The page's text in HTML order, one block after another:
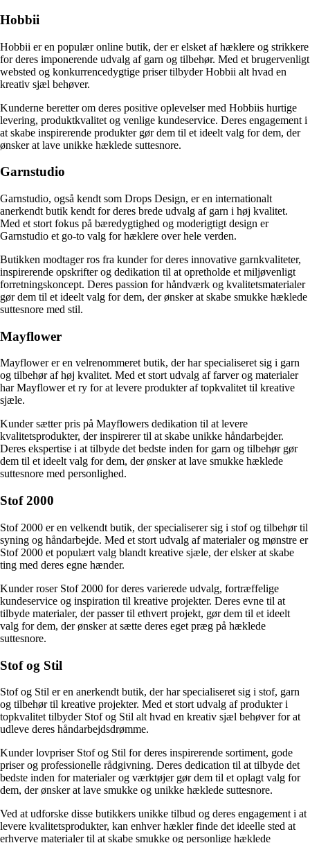
Hobbii
Hobbii er en populær online butik, der er elsket af hæklere og strikkere
for deres imponerende udvalg af garn og tilbehør. Med et brugervenligt
websted og konkurrencedygtige priser tilbyder Hobbii alt hvad en
kreativ sjæl behøver.
Kunderne beretter om deres positive oplevelser med Hobbiis hurtige
levering, produktkvalitet og venlige kundeservice. Deres engagement i
at skabe inspirerende produkter gør dem til et ideelt valg for dem, der
ønsker at lave unikke hæklede suttesnore.
Garnstudio
Garnstudio, også kendt som Drops Design, er en internationalt
anerkendt butik kendt for deres brede udvalg af garn i høj kvalitet.
Med et stort fokus på bæredygtighed og moderigtigt design er
Garnstudio et go-to valg for hæklere over hele verden.
Butikken modtager ros fra kunder for deres innovative garnkvaliteter,
inspirerende opskrifter og dedikation til at opretholde et miljøvenligt
forretningskoncept. Deres passion for håndværk og kvalitetsmaterialer
gør dem til et ideelt valg for dem, der ønsker at skabe smukke hæklede
suttesnore med stil.
Mayflower
Mayflower er en velrenommeret butik, der har specialiseret sig i garn
og tilbehør af høj kvalitet. Med et stort udvalg af farver og materialer
har Mayflower et ry for at levere produkter af topkvalitet til kreative
sjæle.
Kunder sætter pris på Mayflowers dedikation til at levere
kvalitetsprodukter, der inspirerer til at skabe unikke håndarbejder.
Deres ekspertise i at tilbyde det bedste inden for garn og tilbehør gør
dem til et ideelt valg for dem, der ønsker at lave smukke hæklede
suttesnore med personlighed.
Stof 2000
Stof 2000 er en velkendt butik, der specialiserer sig i stof og tilbehør til
syning og håndarbejde. Med et stort udvalg af materialer og mønstre er
Stof 2000 et populært valg blandt kreative sjæle, der elsker at skabe
ting med deres egne hænder.
Kunder roser Stof 2000 for deres varierede udvalg, fortræffelige
kundeservice og inspiration til kreative projekter. Deres evne til at
tilbyde materialer, der passer til ethvert projekt, gør dem til et ideelt
valg for dem, der ønsker at sætte deres eget præg på hæklede
suttesnore.
Stof og Stil
Stof og Stil er en anerkendt butik, der har specialiseret sig i stof, garn
og tilbehør til kreative projekter. Med et stort udvalg af produkter i
topkvalitet tilbyder Stof og Stil alt hvad en kreativ sjæl behøver for at
udleve deres håndarbejdsdrømme.
Kunder lovpriser Stof og Stil for deres inspirerende sortiment, gode
priser og professionelle rådgivning. Deres dedication til at tilbyde det
bedste inden for materialer og værktøjer gør dem til et oplagt valg for
dem, der ønsker at lave smukke og unikke hæklede suttesnore.
Ved at udforske disse butikkers unikke tilbud og deres engagement i at
levere kvalitetsprodukter, kan enhver hækler finde det ideelle sted at
erhverve materialer til at skabe smukke og personlige hæklede